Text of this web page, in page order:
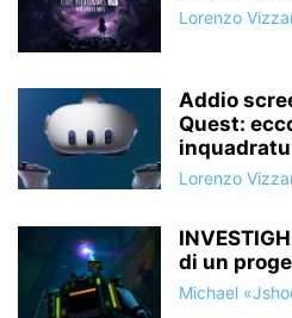
Lorenzo
Addio
Quest:
Lorenzo
di un
Michael